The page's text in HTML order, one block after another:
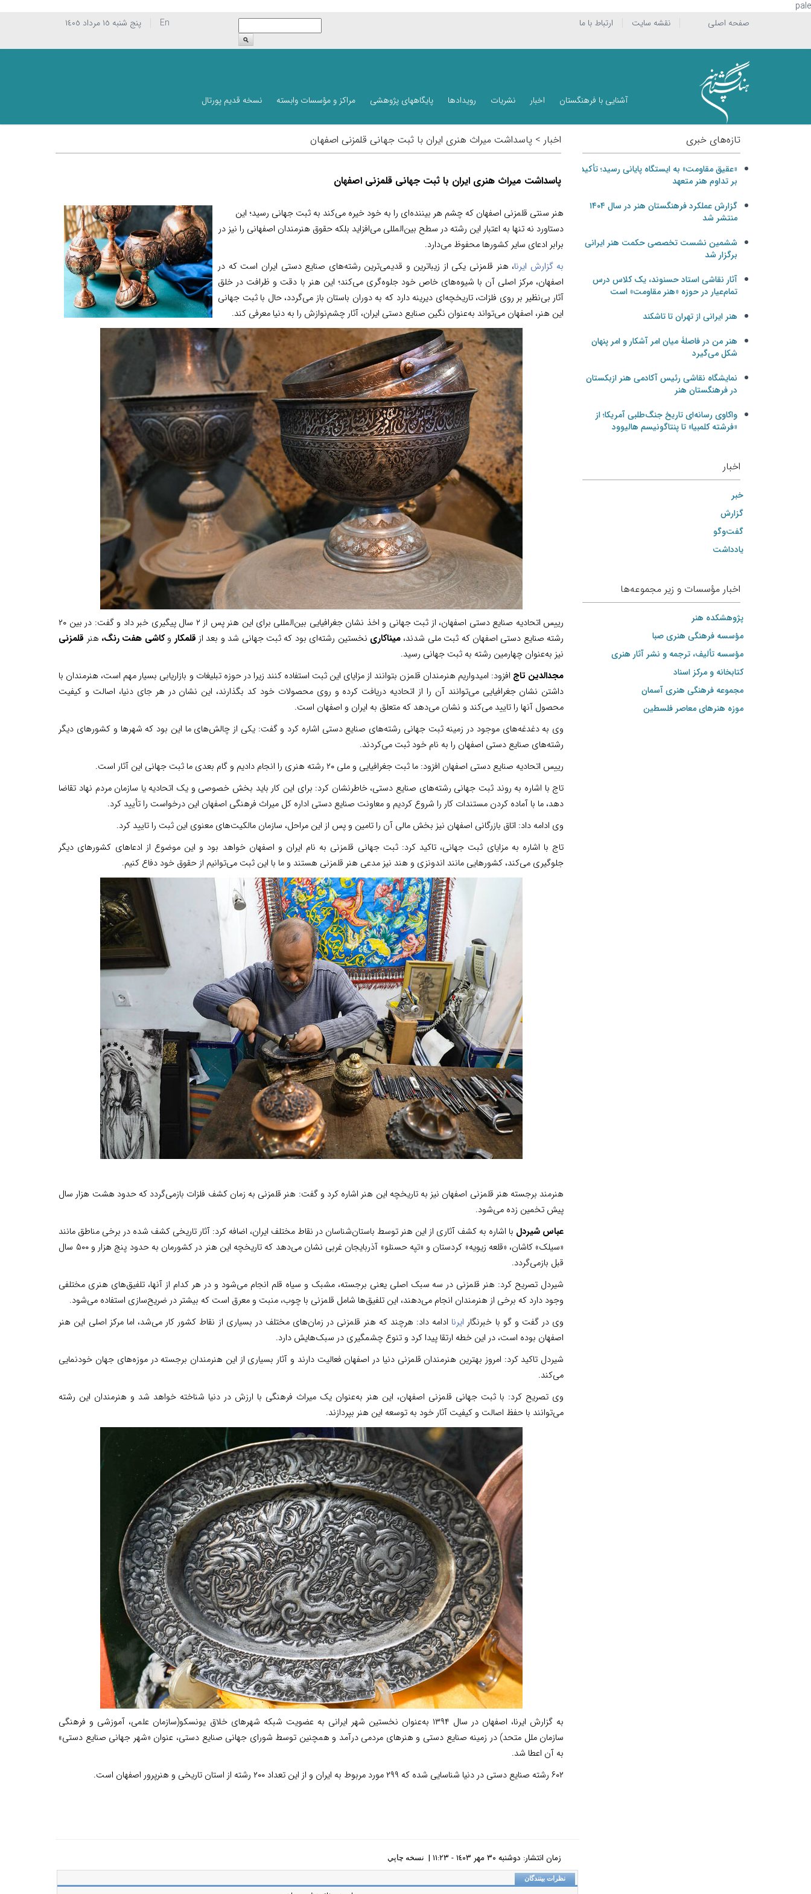
pale
پنج شنبه ١٥ مرداد ١٤٠٥
En ارتباط با ما نقشه سایت صفحه اصلی
آشنایی با فرهنگستان اخبار نشریات رویدادها پایگاههای پژوهشی مراکز و مؤسسات وابسته نسخه قدیم پورتال
اخبار > پاسداشت میراث هنری ایران با ثبت جهانی قلمزنی اصفهان
پاسداشت میراث هنری ایران با ثبت جهانی قلمزنی اصفهان
هنر سنتی قلمزنی اصفهان که چشم هر بیننده‌ای را به خود خیره می‌کند به ثبت جهانی رسید؛ این
دستاورد نه تنها به اعتبار این رشته در سطح بین‌المللی می‌افزاید بلکه حقوق هنرمندان اصفهانی را نیز در
برابر ادعای سایر کشورها محفوظ می‌دارد.
به گزارش ایرنا، هنر قلمزنی یکی از زیباترین و قدیمی‌ترین رشته‌های صنایع دستی ایران است که در
اصفهان، مرکز اصلی آن با شیوه‌های خاص خود جلوه‌گری می‌کند؛ این هنر با دقت و ظرافت در خلق
آثار بی‌نظیر بر روی فلزات، تاریخچه‌ای دیرینه دارد که به دوران باستان باز می‌گردد، حال با ثبت جهانی
این هنر، اصفهان می‌تواند به‌عنوان نگین صنایع دستی ایران، آثار چشم‌نوازش را به دنیا معرفی کند.
رییس اتحادیه صنایع دستی اصفهان، از ثبت جهانی و اخذ نشان جغرافیایی بین‌المللی برای این هنر پس از ۲ سال پیگیری خبر داد و گفت: در بین ۲۰
رشته صنایع دستی اصفهان که ثبت ملی شدند، میناکاری نخستین رشته‌ای بود که ثبت جهانی شد و بعد از قلمکار وکاشی هفت رنگ، هنر قلمزنی
نیز به‌عنوان چهارمین رشته‌ به ثبت جهانی رسید.
مجدالدین تاج افزود: امیدواریم هنرمندان قلمزن بتوانند از مزایای این ثبت استفاده کنند زیرا در حوزه تبلیغات و بازاریابی بسیار مهم است، هنرمندان با
داشتن نشان جغرافیایی می‌توانند آن را از اتحادیه دریافت کرده و روی محصولات خود کد بگذارند، این نشان در هر جای دنیا، اصالت و کیفیت
محصول آنها را تایید می‌کند و نشان می‌دهد که متعلق به ایران و اصفهان است.
وی به دغدغه‌های موجود در زمینه ثبت جهانی رشته‌های صنایع دستی اشاره کرد و گفت: یکی از چالش‌های ما این بود که شهرها و کشورهای دیگر
رشته‌های صنایع دستی اصفهان را به نام خود ثبت می‌کردند.
رییس اتحادیه صنایع دستی اصفهان افزود: ما ثبت جغرافیایی و ملی ۲۰ رشته هنری را انجام دادیم و گام بعدی ما ثبت جهانی این آثار است.
تاج با اشاره به روند ثبت جهانی رشته‌های صنایع دستی، خاطرنشان کرد: برای این کار باید بخش خصوصی و یک اتحادیه یا سازمان مردم نهاد تقاضا
دهد، ما با آماده کردن مستندات کار را شروع کردیم و معاونت صنایع دستی اداره کل میراث فرهنگی اصفهان این درخواست را تأیید کرد.
وی ادامه داد: اتاق بازرگانی اصفهان نیز بخش مالی آن را تامین و پس از این مراحل، سازمان مالکیت‌های معنوی این ثبت را تایید کرد.
تاج با اشاره به مزایای ثبت جهانی، تاکید کرد: ثبت جهانی قلمزنی به نام ایران و اصفهان خواهد بود و این موضوع از ادعاهای کشورهای دیگر
جلوگیری می‌کند، کشورهایی مانند اندونزی و هند نیز مدعی هنر قلمزنی هستند و ما با این ثبت می‌توانیم از حقوق خود دفاع کنیم.
هنرمند برجسته هنر قلمزنی اصفهان نیز به تاریخچه این هنر اشاره کرد و گفت: هنر قلمزنی به زمان کشف فلزات بازمی‌گردد که حدود هشت هزار سال
پیش تخمین زده می‌شود.
عباس شیردل با اشاره به کشف آثاری از این هنر توسط باستان‌شناسان در نقاط مختلف ایران، اضافه کرد: آثار تاریخی کشف شده در برخی مناطق مانند
«سیلک» کاشان، «قلعه زیویه» کردستان و «تپه حسنلو» آذربایجان غربی نشان می‌دهد که تاریخچه این هنر در کشورمان به حدود پنج هزار و ۵۰۰ سال
قبل بازمی‌گردد.
شیردل تصریح کرد: هنر قلمزنی در سه سبک اصلی یعنی برجسته، مشبک و سیاه قلم انجام می‌شود و در هر کدام از آنها، تلفیق‌های هنری مختلفی
وجود دارد که برخی از هنرمندان انجام می‌دهند، این تلفیق‌ها شامل قلمزنی با چوب، منبت و معرق است که بیشتر در ضریح‌سازی استفاده می‌شود.
وی در گفت و گو با خبرنگار ایرنا ادامه داد: هرچند که هنر قلمزنی در زمان‌های مختلف در بسیاری از نقاط کشور کار می‌شد، اما مرکز اصلی این هنر
اصفهان بوده است، در این خطه ارتقا پیدا کرد و تنوع چشمگیری در سبک‌هایش دارد.
شیردل تاکید کرد: امروز بهترین هنرمندان قلمزنی دنیا در اصفهان فعالیت دارند و آثار بسیاری از این هنرمندان برجسته در موزه‌های جهان خودنمایی
می‌کند.
وی تصریح کرد: با ثبت جهانی قلمزنی اصفهان، این هنر به‌عنوان یک میراث فرهنگی با ارزش در دنیا شناخته خواهد شد و هنرمندان این رشته
می‌توانند با حفظ اصالت و کیفیت آثار خود به توسعه این هنر بپردازند.
به گزارش ایرنا، اصفهان در سال ۱۳۹۴ به‌عنوان نخستین شهر ایرانی به عضویت شبکه شهرهای خلاق یونسکو(سازمان علمی، آموزشی و فرهنگی
سازمان ملل متحد) در زمینه صنایع دستی و هنرهای مردمی درآمد و همچنین توسط شورای جهانی صنایع دستی، عنوان «شهر جهانی صنایع دستی»
به آن اعطا شد.
۶۰۲ رشته صنایع دستی در دنیا شناسایی شده که ۲۹۹ مورد مربوط به ایران و از این تعداد ۲۰۰ رشته از استان تاریخی و هنرپرور اصفهان است.
زمان انتشار: دوشنبه ٣٠ مهر ١٤٠٣ - ١١:٢٣ | نسخه چاپي
نظرات بینندگان
تازه‌های خبری
«عقیق مقاومت» به ایستگاه پایانی رسید؛ تأکید
بر تداوم هنر متعهد
گزارش عملکرد فرهنگستان هنر در سال ۱۴۰۴
منتشر شد
ششمین نشست تخصصی حکمت هنر ایرانی
برگزار شد
آثار نقاشی استاد حسنوند، یک کلاس درس
تمام‌عیار در حوزه «هنر مقاومت» است
هنر ایرانی از تهران تا تاشکند
هنر من در فاصلۀ میان امر آشکار و امر پنهان
شکل می‌گیرد
نمایشگاه نقاشی رئیس آکادمی هنر ازبکستان
در فرهنگستان هنر
واکاوی رسانه‌ای تاریخ جنگ‌طلبی آمریکا؛ از
«فرشته کلمبیا» تا پنتاگونیسم هالیوود
اخبار
خبر
گزارش
گفت‌وگو
یادداشت
اخبار مؤسسات و زیر مجموعه‌ها
پژوهشکده هنر
مؤسسه فرهنگی هنری صبا
مؤسسه تألیف، ترجمه و نشر آثار هنری
کتابخانه و مرکز اسناد
مجموعه فرهنگی هنری آسمان
موزه هنرهای‌ معاصر فلسطین